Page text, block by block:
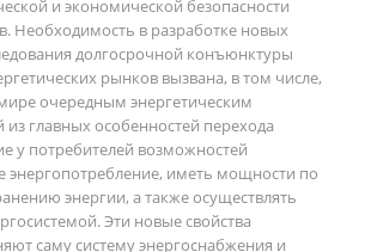
и экономической безопасности
Необходимость в разработке новых
долгосрочной конъюнктуры
рынков вызвана, в том числе,
очередным энергетическим
главных особенностей перехода
у потребителей возможностей
энергопотребление, иметь мощности по
энергии, а также осуществлять
Эти новые свойства
саму систему энергоснабжения и